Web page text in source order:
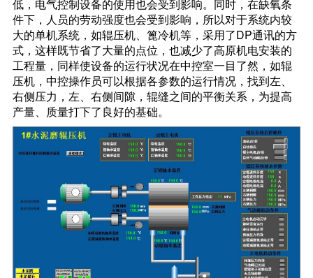
低，电气控制设备的使用也会受到影响。同时，在缺氧条
件下，人员的劳动强度也会受到影响，所以对于系统内较
大的单机系统，如辊压机、篦冷机等，采用了DP通讯的方
式，这样既节省了大量的点位，也减少了高原机电安装的
工程量，同样使设备的运行状况在中控室一目了然，如辊
压机，中控操作员可以根据各参数的运行情况，找到左、
右侧压力，左、右侧间隙，辊缝之间的平衡关系，为提高
产量、质量打下了良好的基础。